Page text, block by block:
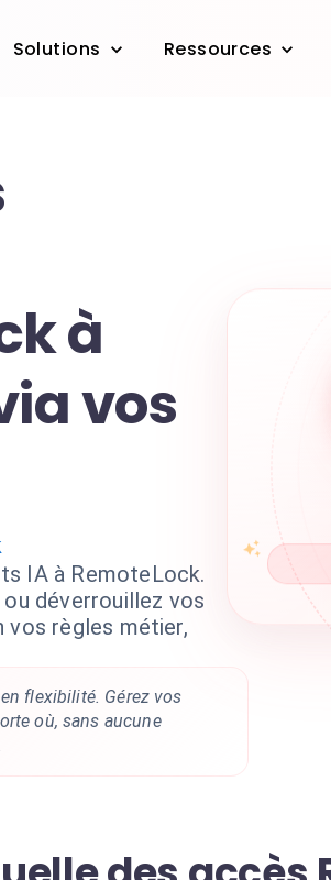
Solutions Ressources
à
vos
IA à RemoteLock.
déverrouillez vos
vos règles métier,
flexibilité. Gérez vos
où, sans aucune